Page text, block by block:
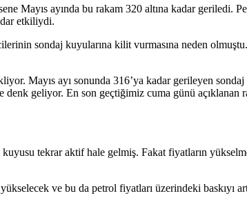
Mayıs ayında bu rakam 320 altına kadar geriledi.
etkiliydi.
sondaj kuyularına kilit vurmasına neden
Mayıs ayı sonunda 316’ya kadar gerileyen
geliyor. En son geçtiğimiz cuma günü açıklanan
tekrar aktif hale gelmiş. Fakat fiyatların
ve bu da petrol fiyatları üzerindeki baskıyı